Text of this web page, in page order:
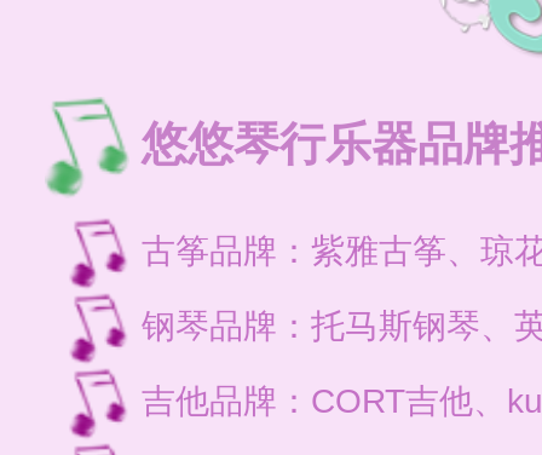
悠悠琴行乐器品牌
古筝品牌：紫雅古筝、琼
钢琴品牌：托马斯钢琴、
吉他品牌：CORT吉他、